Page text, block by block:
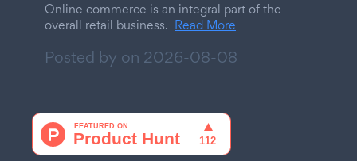
Online commerce is an integral part of the
overall retail business. Read More
Posted by on 2026-08-08